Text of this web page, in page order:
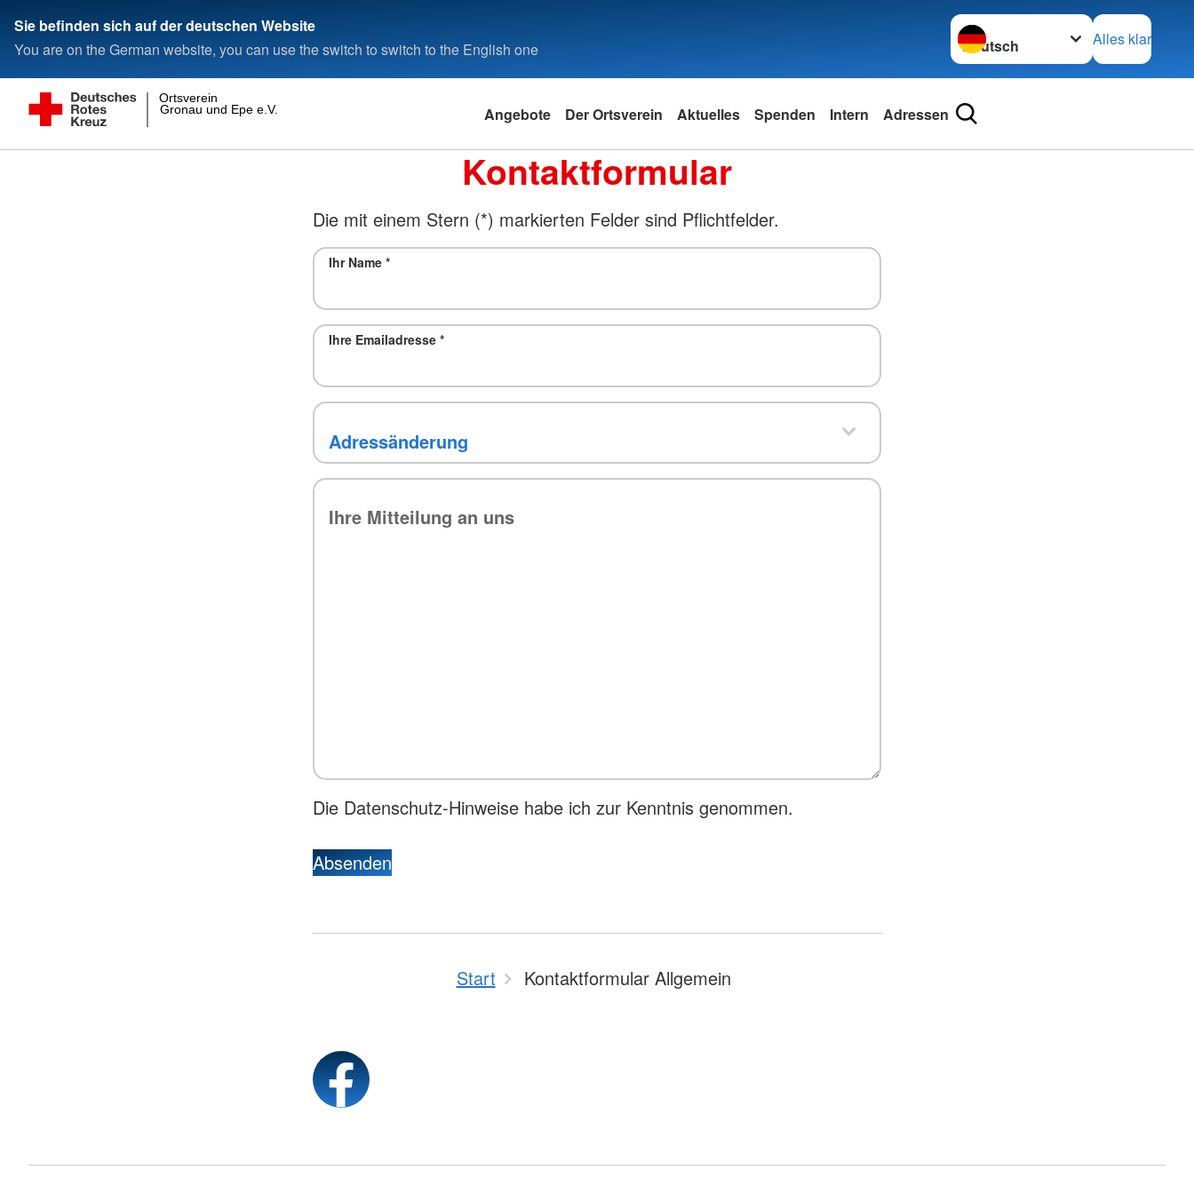
Sie befinden sich auf der deutschen Website
You are on the German website, you can use the switch to switch to the English one
Sprache wechseln zu
Alles klar
Gronau und Epe e.V.
Ortsverein
Angebote Der Ortsverein Aktuelles Spenden Intern Adressen
Kontaktformular
Die mit einem Stern (*) markierten Felder sind Pflichtfelder.
Ihr Name*
Ihre Emailadresse*
Die Datenschutz-Hinweise habe ich zur Kenntnis genommen.
Absenden
Start Kontaktformular Allgemein